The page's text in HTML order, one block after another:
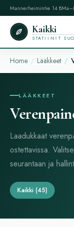
Mannerheimintie 14 B
Kaikki
STATIINIT
Home Lääkkeet
LÄÄKKEET
Laadukkaat
ostettavissa.
seurantaan ja
Kaikki (45)